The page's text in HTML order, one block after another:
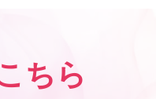
ちら